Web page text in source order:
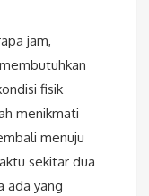
jam,
fisik
menikmati
menuju
sekitar dua
ada yang